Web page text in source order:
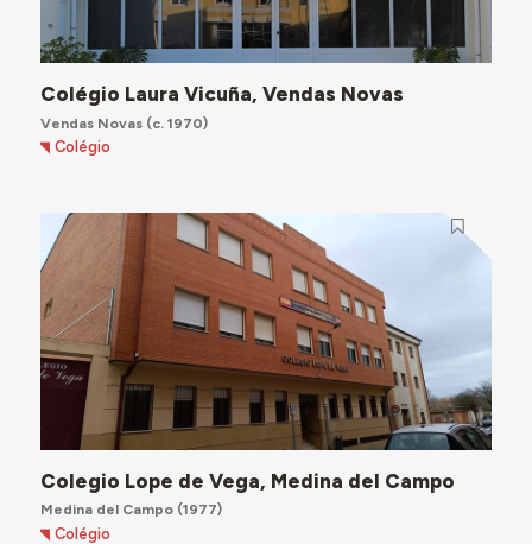
Colégio Laura Vicuña, Vendas Novas
Vendas Novas(c. 1970)
Colégio
Colegio Lope de Vega, Medina del Campo
Medina del Campo(1977)
Colégio